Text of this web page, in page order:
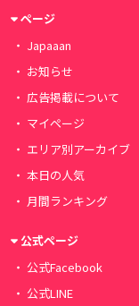
ページ
Japaaan
お知らせ
広告掲載について
マイページ
エリア別アーカイブ
本日の人気
月間ランキング
公式ページ
公式Facebook
公式LINE